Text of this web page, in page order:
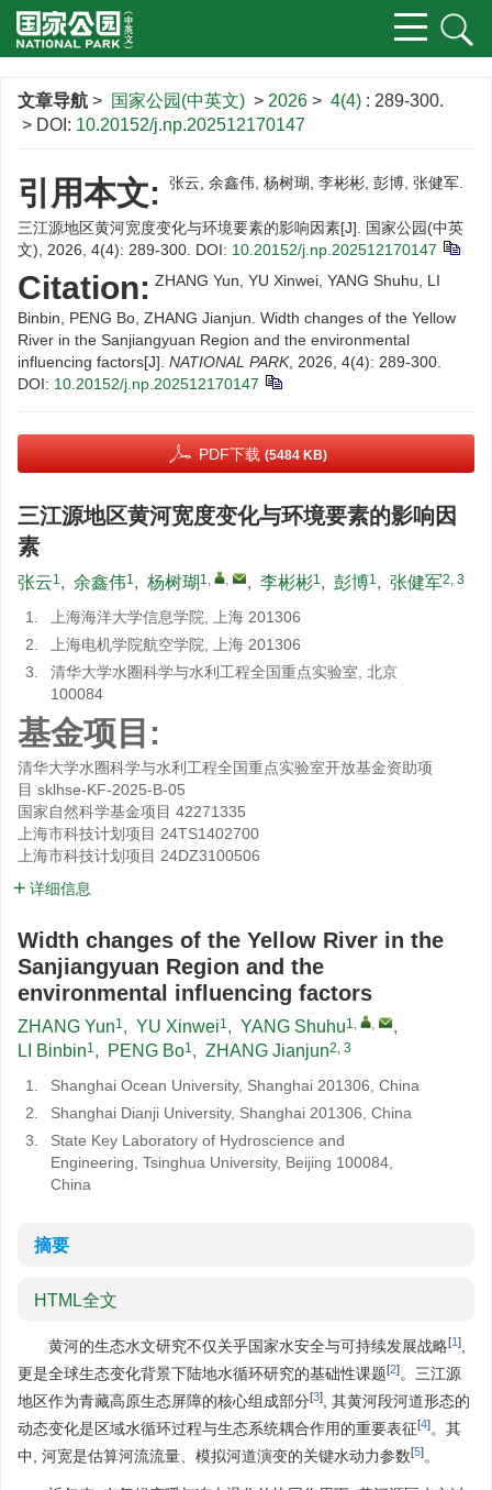
文章导航 > 国家公园(中英文) > 2026 > 4(4) : 289-300.
> DOI: 10.20152/j.np.202512170147
引用本文: 张云, 余鑫伟, 杨树瑚, 李彬彬, 彭博, 张健军.
三江源地区黄河宽度变化与环境要素的影响因素[J]. 国家公园(中英
文), 2026, 4(4): 289-300. DOI: 10.20152/j.np.202512170147
Citation: ZHANG Yun, YU Xinwei, YANG Shuhu, LI
Binbin, PENG Bo, ZHANG Jianjun. Width changes of the Yellow
River in the Sanjiangyuan Region and the environmental
influencing factors[J]. NATIONAL PARK, 2026, 4(4): 289-300.
DOI: 10.20152/j.np.202512170147
PDF下载 (5484 KB)
三江源地区黄河宽度变化与环境要素的影响因
素
张云1, 余鑫伟1, 杨树瑚 1, , , 李彬彬1, 彭博1, 张健军2, 3
1.
上海海洋大学信息学院, 上海 201306
2.
上海电机学院航空学院, 上海 201306
3.
清华大学水圈科学与水利工程全国重点实验室, 北京
100084
基金项目:
清华大学水圈科学与水利工程全国重点实验室开放基金资助项
目 sklhse-KF-2025-B-05
国家自然科学基金项目 42271335
上海市科技计划项目 24TS1402700
上海市科技计划项目 24DZ3100506
详细信息
Width changes of the Yellow River in the
Sanjiangyuan Region and the
environmental influencing factors
ZHANG Yun1, YU Xinwei1, YANG Shuhu1, ,
,
LI Binbin1, PENG Bo1, ZHANG Jianjun2, 3
1.
Shanghai Ocean University, Shanghai 201306, China
2.
Shanghai Dianji University, Shanghai 201306, China
3.
State Key Laboratory of Hydroscience and
Engineering, Tsinghua University, Beijing 100084,
China
摘要
HTML全文
黄河的生态水文研究不仅关乎国家水安全与可持续发展战略[1]
更是全球生态变化背景下陆地水循环研究的基础性课题[2]。三江源
地区作为青藏高原生态屏障的核心组成部分[3]
, 其黄河段河道形态的
动态变化是区域水循环过程与生态系统耦合作用的重要表征[4]。其
中, 河宽是估算河流流量、模拟河道演变的关键水动力参数[5]。